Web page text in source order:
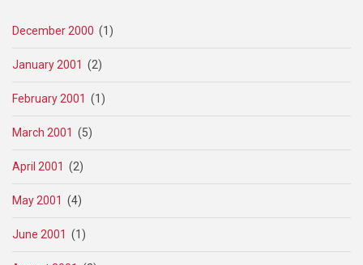
December 2000 (1)
January 2001 (2)
February 2001 (1)
March 2001 (5)
April 2001 (2)
May 2001 (4)
June 2001 (1)